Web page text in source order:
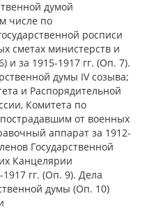
думой
числе по
росписи
сметах министерств и
и за 1915-1917 гг. (Оп. 7).
думы IV созыва;
и Распорядительной
Комитета по
от военных
аппарат за 1912-
Государственной
Канцелярии
гг. (Оп. 9). Дела
думы (Оп. 10)